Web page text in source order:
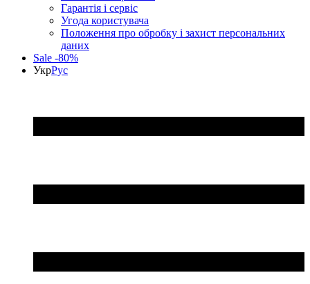
Гарантія і сервіс
Угода користувача
Положення про обробку і захист персональних
даних
Sale -80%
УкрРус